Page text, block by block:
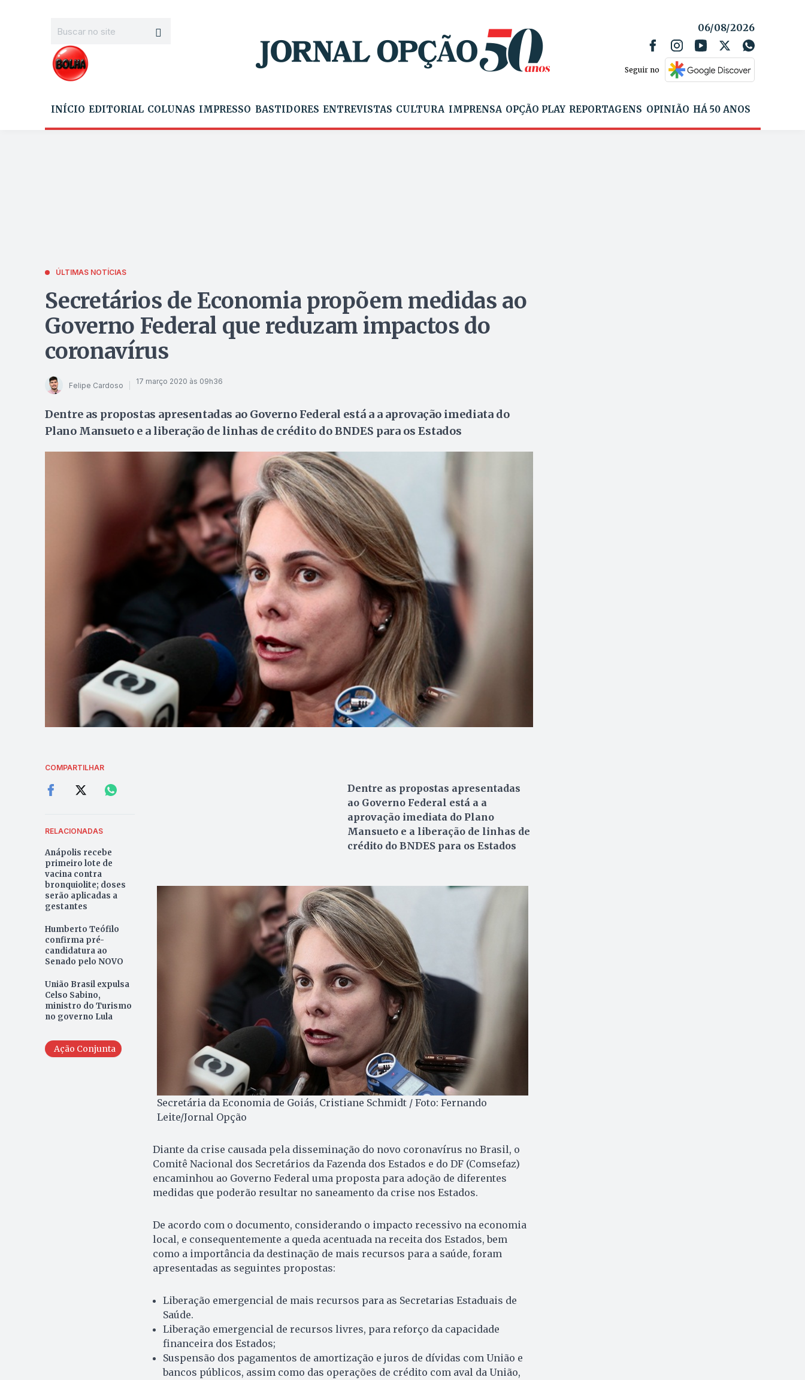
06/08/2026
Seguir no
INÍCIO EDITORIAL COLUNAS IMPRESSO BASTIDORES ENTREVISTAS CULTURA IMPRENSA OPÇÃO PLAY REPORTAGENS OPINIÃO HÁ 50 ANOS
ÚLTIMAS NOTÍCIAS
Secretários de Economia propõem medidas ao
Governo Federal que reduzam impactos do
coronavírus
Felipe Cardoso 17 março 2020 às 09h36
Dentre as propostas apresentadas ao Governo Federal está a a aprovação imediata do
Plano Mansueto e a liberação de linhas de crédito do BNDES para os Estados
COMPARTILHAR
RELACIONADAS
Anápolis recebe
primeiro lote de
vacina contra
bronquiolite; doses
serão aplicadas a
gestantes
Humberto Teófilo
confirma pré-
candidatura ao
Senado pelo NOVO
União Brasil expulsa
Celso Sabino,
ministro do Turismo
no governo Lula
Ação Conjunta
Dentre as propostas apresentadas
ao Governo Federal está a a
aprovação imediata do Plano
Mansueto e a liberação de linhas de
crédito do BNDES para os Estados
Secretária da Economia de Goiás, Cristiane Schmidt / Foto: Fernando
Leite/Jornal Opção
Diante da crise causada pela disseminação do novo coronavírus no Brasil, o
Comitê Nacional dos Secretários da Fazenda dos Estados e do DF (Comsefaz)
encaminhou ao Governo Federal uma proposta para adoção de diferentes
medidas que poderão resultar no saneamento da crise nos Estados.
De acordo com o documento, considerando o impacto recessivo na economia
local, e consequentemente a queda acentuada na receita dos Estados, bem
como a importância da destinação de mais recursos para a saúde, foram
apresentadas as seguintes propostas:
Liberação emergencial de mais recursos para as Secretarias Estaduais de
Saúde.
Liberação emergencial de recursos livres, para reforço da capacidade
financeira dos Estados;
Suspensão dos pagamentos de amortização e juros de dívidas com União e
bancos públicos, assim como das operações de crédito com aval da União,